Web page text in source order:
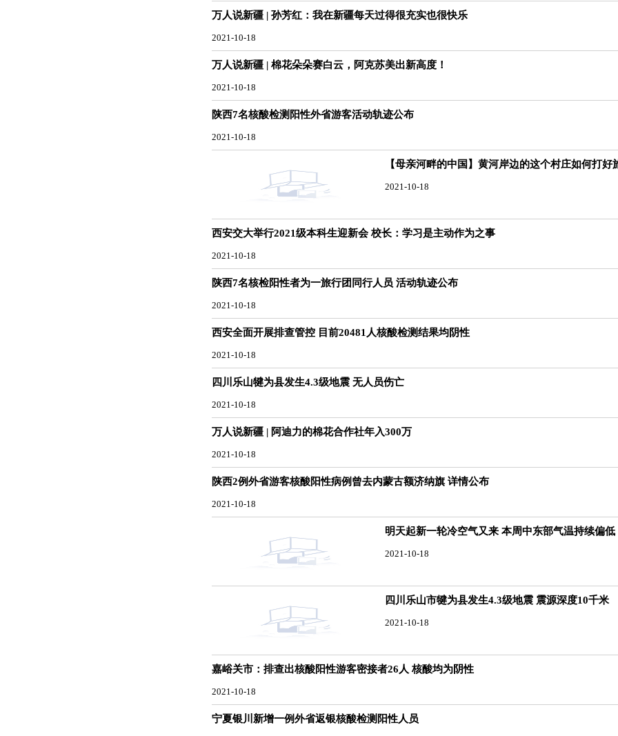
万人说新疆 | 孙芳红：我在新疆每天过得很充实也很快乐
2021-10-18
万人说新疆 | 棉花朵朵赛白云，阿克苏美出新高度！
2021-10-18
陕西7名核酸检测阳性外省游客活动轨迹公布
2021-10-18
【母亲河畔的中国】黄河岸边的这个村庄如何打好
2021-10-18
西安交大举行2021级本科生迎新会 校长：学习是主动作为之事
2021-10-18
陕西7名核检阳性者为一旅行团同行人员 活动轨迹公布
2021-10-18
西安全面开展排查管控 目前20481人核酸检测结果均阴性
2021-10-18
四川乐山犍为县发生4.3级地震 无人员伤亡
2021-10-18
万人说新疆 | 阿迪力的棉花合作社年入300万
2021-10-18
陕西2例外省游客核酸阳性病例曾去内蒙古额济纳旗 详情公布
2021-10-18
明天起新一轮冷空气又来 本周中东部气温持续偏低
2021-10-18
四川乐山市犍为县发生4.3级地震 震源深度10千米
2021-10-18
嘉峪关市：排查出核酸阳性游客密接者26人 核酸均为阴性
2021-10-18
宁夏银川新增一例外省返银核酸检测阳性人员